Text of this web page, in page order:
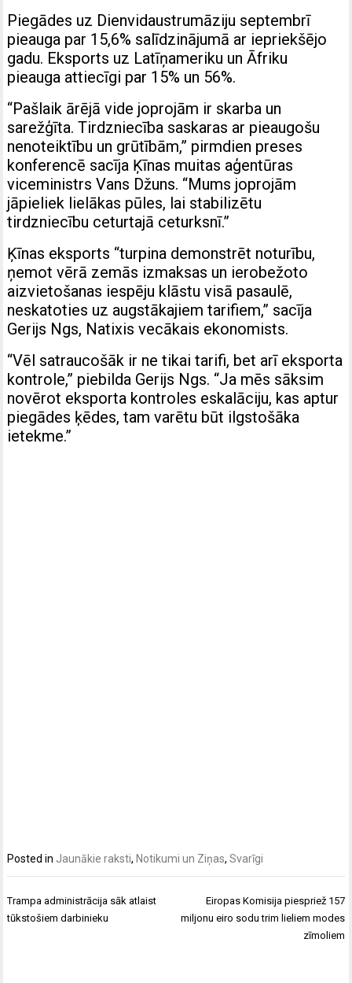
Piegādes uz Dienvidaustrumāziju septembrī
pieauga par 15,6% salīdzinājumā ar iepriekšējo
gadu. Eksports uz Latīņameriku un Āfriku
pieauga attiecīgi par 15% un 56%.
“Pašlaik ārējā vide joprojām ir skarba un
sarežģīta. Tirdzniecība saskaras ar pieaugošu
nenoteiktību un grūtībām,” pirmdien preses
konferencē sacīja Ķīnas muitas aģentūras
viceministrs Vans Džuns. “Mums joprojām
jāpieliek lielākas pūles, lai stabilizētu
tirdzniecību ceturtajā ceturksnī.”
Ķīnas eksports “turpina demonstrēt noturību,
ņemot vērā zemās izmaksas un ierobežoto
aizvietošanas iespēju klāstu visā pasaulē,
neskatoties uz augstākajiem tarifiem,” sacīja
Gerijs Ngs, Natixis vecākais ekonomists.
“Vēl satraucošāk ir ne tikai tarifi, bet arī eksporta
kontrole,” piebilda Gerijs Ngs. “Ja mēs sāksim
novērot eksporta kontroles eskalāciju, kas aptur
piegādes ķēdes, tam varētu būt ilgstošāka
ietekme.”
Posted in Jaunākie raksti, Notikumi un Ziņas,Svarīgi
Ziņu
izvēlne
Trampa administrācija sāk atlaist
tūkstošiem darbinieku
Eiropas Komisija piespriež 157
miljonu eiro sodu trim lieliem modes
zīmoliem